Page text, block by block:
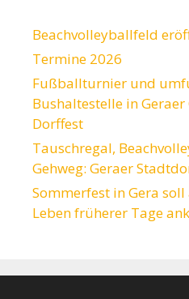
Beachvolleyballfeld
Termine 2026
Fußballturnier und
Bushaltestelle in
Dorffest
Tauschregal,
Gehweg: Geraer
Sommerfest in Gera
Leben früherer Tage